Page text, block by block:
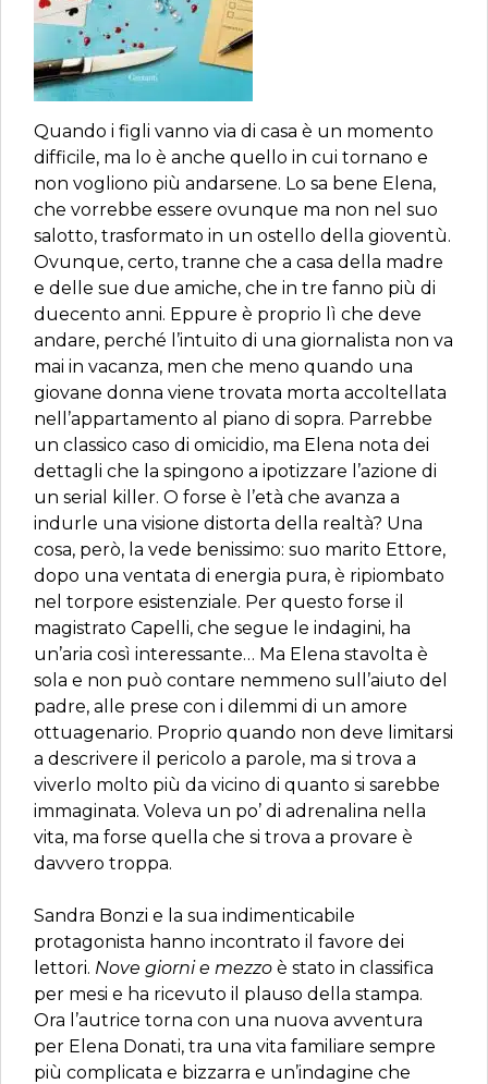
Quando i figli vanno via di casa è un momento
difficile, ma lo è anche quello in cui tornano e
non vogliono più andarsene. Lo sa bene Elena,
che vorrebbe essere ovunque ma non nel suo
salotto, trasformato in un ostello della gioventù.
Ovunque, certo, tranne che a casa della madre
e delle sue due amiche, che in tre fanno più di
duecento anni. Eppure è proprio lì che deve
andare, perché l’intuito di una giornalista non va
mai in vacanza, men che meno quando una
giovane donna viene trovata morta accoltellata
nell’appartamento al piano di sopra. Parrebbe
un classico caso di omicidio, ma Elena nota dei
dettagli che la spingono a ipotizzare l’azione di
un serial killer. O forse è l’età che avanza a
indurle una visione distorta della realtà? Una
cosa, però, la vede benissimo: suo marito Ettore,
dopo una ventata di energia pura, è ripiombato
nel torpore esistenziale. Per questo forse il
magistrato Capelli, che segue le indagini, ha
un’aria così interessante… Ma Elena stavolta è
sola e non può contare nemmeno sull’aiuto del
padre, alle prese con i dilemmi di un amore
ottuagenario. Proprio quando non deve limitarsi
a descrivere il pericolo a parole, ma si trova a
viverlo molto più da vicino di quanto si sarebbe
immaginata. Voleva un po’ di adrenalina nella
vita, ma forse quella che si trova a provare è
davvero troppa.
Sandra Bonzi e la sua indimenticabile
protagonista hanno incontrato il favore dei
lettori. Nove giorni e mezzo è stato in classifica
per mesi e ha ricevuto il plauso della stampa.
Ora l’autrice torna con una nuova avventura
per Elena Donati, tra una vita familiare sempre
più complicata e bizzarra e un’indagine che